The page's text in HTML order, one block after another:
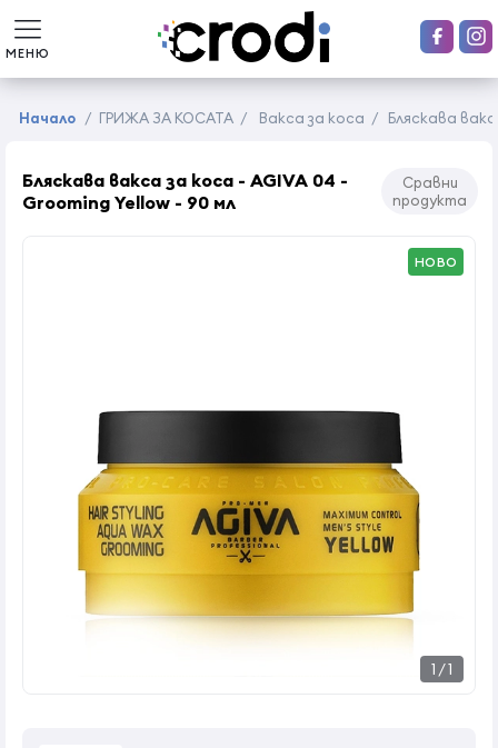
МЕНЮ
Начало / ГРИЖА ЗА КОСАТА / Вакса за коса / Бляскава
Бляскава вакса за коса - AGIVA 04 -
Grooming Yellow - 90 мл
Сравни
продукта
1 /1
НОВО